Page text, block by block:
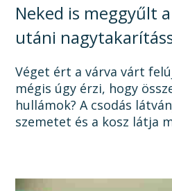
Neked is meggyűlt
utáni
okát, és a
Véget ért a várva várt
mégis úgy érzi, hogy
hullámok? A csodás
szemetet és a kosz látja